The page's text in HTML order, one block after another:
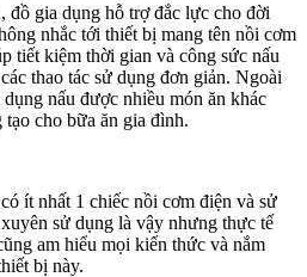
đồ gia dụng hỗ trợ đắc lực cho đời
nhắc tới thiết bị mang tên nồi cơm
tiết kiệm thời gian và công sức nấu
thao tác sử dụng đơn giản. Ngoài
nấu được nhiều món ăn khác
tạo cho bữa ăn gia đình.
ít nhất 1 chiếc nồi cơm điện và sử
sử dụng là vậy nhưng thực tế
am hiểu mọi kiến thức và nắm
bị này.